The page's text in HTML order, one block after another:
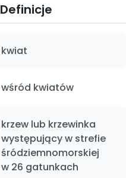
Definicje
kwiat
wśród kwiatów
krzew lub krzewinka
występujący w strefie
śródziemnomorskiej
w 26 gatunkach